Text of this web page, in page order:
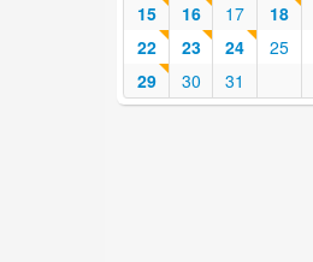
15
16 17 18
22
23 24 25
29
30 31